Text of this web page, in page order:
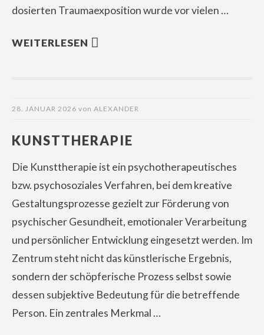
dosierten Traumaexposition wurde vor vielen …
WEITERLESEN
28. JANUAR 2026 von ALEXANDER
KUNSTTHERAPIE
Die Kunsttherapie ist ein psychotherapeutisches
bzw. psychosoziales Verfahren, bei dem kreative
Gestaltungsprozesse gezielt zur Förderung von
psychischer Gesundheit, emotionaler Verarbeitung
und persönlicher Entwicklung eingesetzt werden. Im
Zentrum steht nicht das künstlerische Ergebnis,
sondern der schöpferische Prozess selbst sowie
dessen subjektive Bedeutung für die betreffende
Person. Ein zentrales Merkmal …